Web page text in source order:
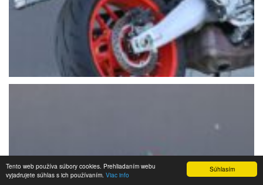
Súhlasím
Tento web používa súbory cookies. Prehliadaním webu
vyjadrujete súhlas s ich používaním. Viac info